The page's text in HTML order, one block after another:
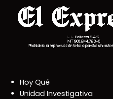
Hoy Qué
Unidad Investigativa